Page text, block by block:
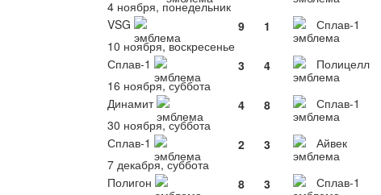
4 ноября, понедельник
VSG
9 1 Сплав-1
10 ноября, воскресенье
Сплав-1
3 4 Полицелл
16 ноября, суббота
Динамит
4 8 Сплав-1
30 ноября, суббота
Сплав-1
2 3 Айвек
7 декабря, суббота
Полигон
8 3 Сплав-1